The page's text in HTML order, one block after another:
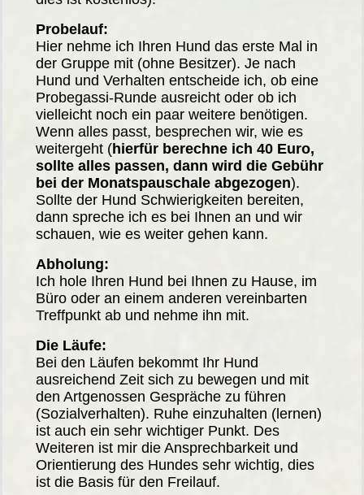
Probelauf:
Hier nehme ich Ihren Hund das erste Mal in
der Gruppe mit (ohne Besitzer). Je nach
Hund und Verhalten entscheide ich, ob eine
Probegassi-Runde ausreicht oder ob ich
vielleicht noch ein paar weitere benötigen.
Wenn alles passt, besprechen wir, wie es
weitergeht (hierfür berechne ich 40 Euro,
sollte alles passen, dann wird die Gebühr
bei der Monatspauschale abgezogen).
Sollte der Hund Schwierigkeiten bereiten,
dann spreche ich es bei Ihnen an und wir
schauen, wie es weiter gehen kann.
Abholung:
Ich hole Ihren Hund bei Ihnen zu Hause, im
Büro oder an einem anderen vereinbarten
Treffpunkt ab und nehme ihn mit.
Die Läufe:
Bei den Läufen bekommt Ihr Hund
ausreichend Zeit sich zu bewegen und mit
den Artgenossen Gespräche zu führen
(Sozialverhalten). Ruhe einzuhalten (lernen)
ist auch ein sehr wichtiger Punkt. Des
Weiteren ist mir die Ansprechbarkeit und
Orientierung des Hundes sehr wichtig, dies
ist die Basis für den Freilauf.